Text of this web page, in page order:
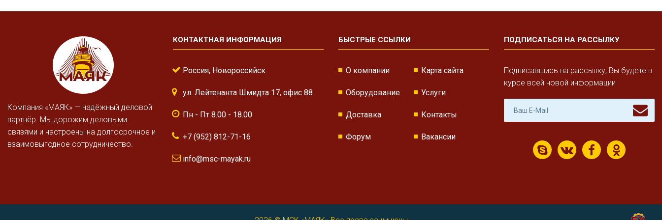
Компания «МАЯК» — надёжный деловой
партнёр. Мы дорожим деловыми
связями и настроены на долгосрочное и
взаимовыгодное сотрудничество.
КОНТАКТНАЯ ИНФОРМАЦИЯ
Россия, Новороссийск
ул. Лейтенанта Шмидта 17, офис 88
Пн - Пт 8.00 - 18.00
+7 (952) 812-71-16
info@msc-mayak.ru
БЫСТРЫЕ ССЫЛКИ
О компании Карта сайта
Оборудование Услуги
Доставка Контакты
Форум Вакансии
ПОДПИСАТЬСЯ НА РАССЫЛКУ
Подписавшись на рассылку, Вы будете в
курсе всей новой информации